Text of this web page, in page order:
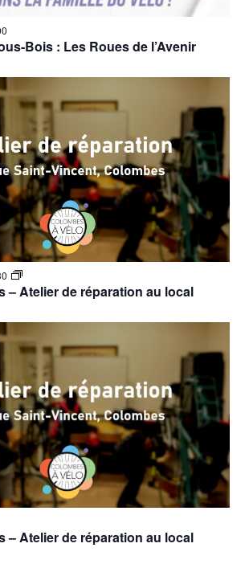
Bois : Les Roues de l’Avenir
– Atelier de réparation au local
– Atelier de réparation au local